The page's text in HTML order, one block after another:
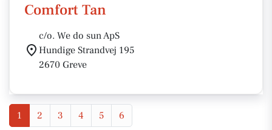
Comfort Tan
c/o. We do sun ApS
Hundige Strandvej 195
2670 Greve
1 2 3 4 5 6